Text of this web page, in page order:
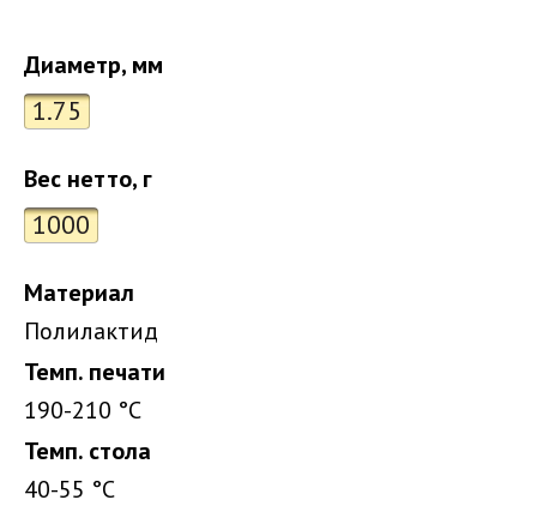
Диаметр, мм
1.75
Вес нетто, г
1000
Материал
Полилактид
Темп. печати
190-210 °С
Темп. стола
40-55 °С